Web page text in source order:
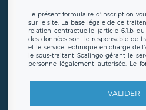
Le présent formulaire d’inscription
sur le site. La base légale de ce
relation contractuelle (article 6.1.b du
des données sont le responsable de
et le service technique en charge de
le sous-traitant Scalingo gérant le
personne légalement autorisée. Le
offrant desclauses de protection
en sollicite la suppression, étant
demander la suppression de vos
VALIDER